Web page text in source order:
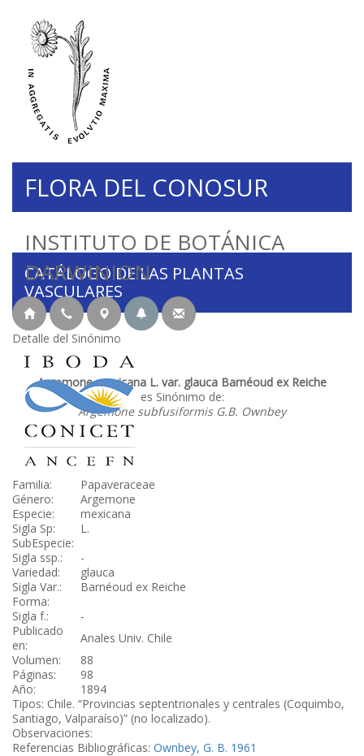
INSTITUTO DE BOTÁNICA
DARWINION
FLORA DEL CONOSUR
CATÁLOGO DE LAS PLANTAS
VASCULARES
Detalle del Sinónimo
Argemone mexicana L. var. glauca Barnéoud ex Reiche
es Sinónimo de:
Argemone subfusiformis G.B. Ownbey
Familia:
Papaveraceae
Género:
Argemone
Especie:
mexicana
Sigla Sp:
L.
SubEspecie:
Sigla ssp.:
-
Variedad:
glauca
Sigla Var.:
Barnéoud ex Reiche
Forma:
Sigla f.:
-
Publicado
en:
Anales Univ. Chile
Volumen:
88
Páginas:
98
Año:
1894
Tipos: Chile. “Provincias septentrionales y centrales (Coquimbo,
Santiago, Valparaíso)” (no localizado).
Observaciones:
Referencias Bibliográficas: Ownbey, G. B. 1961